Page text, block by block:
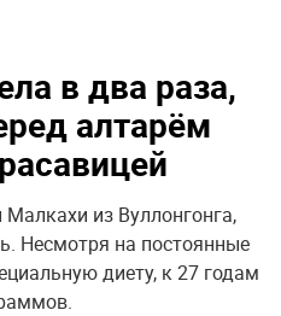
в два раза,
алтарём
из Вуллонгонга,
Несмотря на постоянные
диету, к 27 годам